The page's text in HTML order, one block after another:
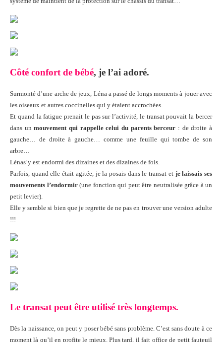
Côté confort de bébé, je l’ai adoré.
Surmonté d’une arche de jeux, Léna a passé de longs moments à jouer avec
les oiseaux et autres coccinelles qui y étaient accrochées.
Et quand la fatigue prenait le pas sur l’activité, le transat pouvait la bercer
dans unmouvement qui rappelle celui du parents berceur : de droite à
gauche… de droite à gauche… comme une feuille qui tombe de son
arbre…
Lénas’y est endormi des dizaines et des dizaines de fois.
Parfois, quand elle était agitée, je la posais dans le transat et je laissais ses
mouvements l’endormir (une fonction qui peut être neutralisée grâce à un
petit levier).
Elle y semble si bien que je regrette de ne pas en trouver une version adulte
!!!
Le transat peut être utilisé très longtemps.
Dès la naissance, on peut y poser bébé sans problème. C’est sans doute à ce
moment là qu’il en profite le mieux. Plus tard, il fait office de petit fauteuil